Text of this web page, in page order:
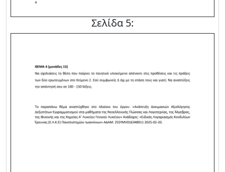
Σελίδα 5: